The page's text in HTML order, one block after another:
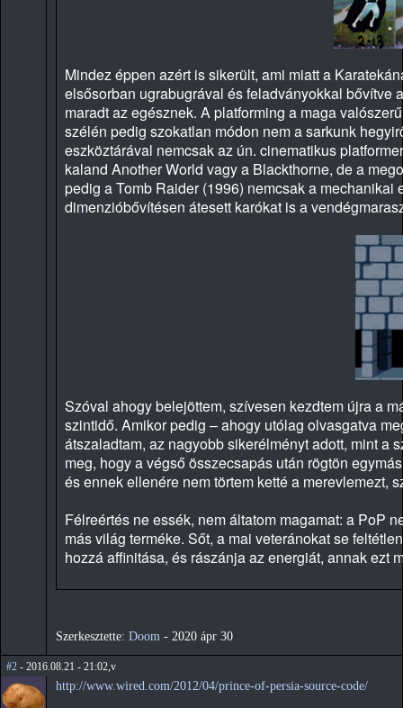
Mindez éppen azért is sikerült, ami miatt a
elsősorban ugrabugrával és feladványokkal bővítve
maradt az egésznek. A platforming a maga
szélén pedig szokatlan módon nem a sarkunk
eszköztárával nemcsak az ún. cinematikus
kaland Another World vagy a Blackthorne, de a
pedig a Tomb Raider (1996) nemcsak a
dimenzióbővítésen átesett karókat is a
Szóval ahogy belejöttem, szívesen kezdtem újra a
szintidő. Amikor pedig – ahogy utólag olvasgatva
átszaladtam, az nagyobb sikerélményt adott, mint a
meg, hogy a végső összecsapás után rögtön
és ennek ellenére nem törtem ketté a merevlemezt,
Félreértés ne essék, nem áltatom magamat: a PoP
más világ terméke. Sőt, a mai veteránokat se
hozzá affinitása, és rászánja az energiát, annak ezt
Szerkesztette: Doom - 2020 ápr 30
#2 - 2016.08.21 - 21:02,v
http://www.wired.com/2012/04/prince-of-persia-source-code/